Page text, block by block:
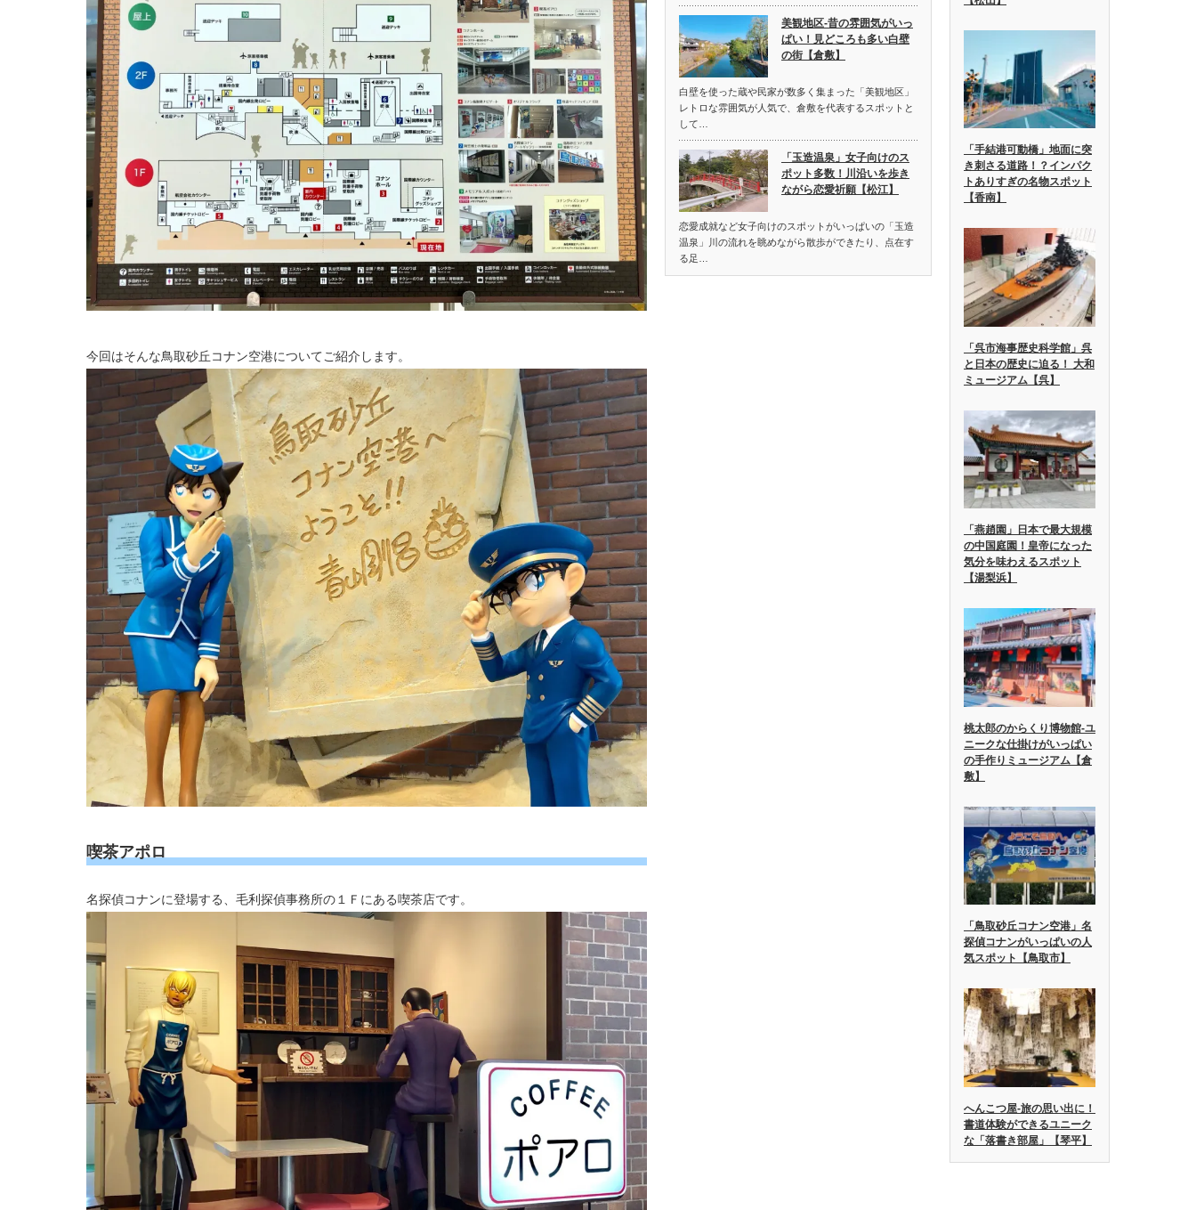
今回はそんな鳥取砂丘コナン空港についてご紹介します。
喫茶アポロ
名探偵コナンに登場する、毛利探偵事務所の１Ｆにある喫茶店です。
美観地区-昔の雰囲気がいっ
ぱい！見どころも多い白壁
の街【倉敷】
白壁を使った蔵や民家が数多く集まった「美観地区」
レトロな雰囲気が人気で、倉敷を代表するスポットと
して…
「玉造温泉」女子向けのス
ポット多数！川沿いを歩き
ながら恋愛祈願【松江】
恋愛成就など女子向けのスポットがいっぱいの「玉造
温泉」川の流れを眺めながら散歩ができたり、点在す
る足…
「手結港可動橋」地面に突
き刺さる道路！？インパク
トありすぎの名物スポット
【香南】
「呉市海事歴史科学館」呉
と日本の歴史に迫る！ 大和
ミュージアム【呉】
「燕趙園」日本で最大規模
の中国庭園！皇帝になった
気分を味わえるスポット
【湯梨浜】
桃太郎のからくり博物館-ユ
ニークな仕掛けがいっぱい
の手作りミュージアム【倉
敷】
「鳥取砂丘コナン空港」名
探偵コナンがいっぱいの人
気スポット【鳥取市】
へんこつ屋-旅の思い出に！
書道体験ができるユニーク
な「落書き部屋」【琴平】